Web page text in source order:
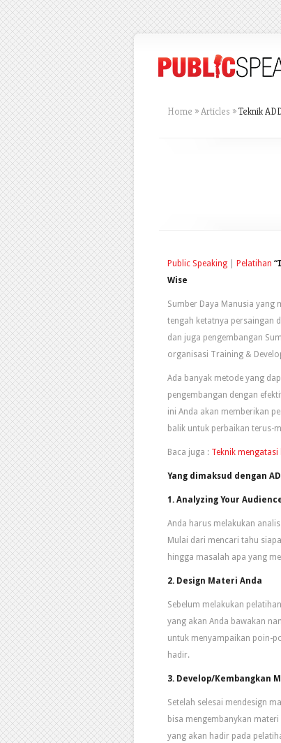
Home »Articles »Teknik
Public Speaking Pelatihan
Wise
Sumber Daya Manusia yang
tengah ketatnya persaingan
dan juga pengembangan
organisasi Training &
Ada banyak metode yang
pengembangan dengan
ini Anda akan memberikan
balik untuk perbaikan terus-
Baca juga : Teknik
Yang dimaksud dengan
1. Analyzing Your
Anda harus melakukan
Mulai dari mencari tahu
hingga masalah apa yang
2. Design Materi Anda
Sebelum melakukan
yang akan Anda bawakan
untuk menyampaikan poin-
hadir.
3. Develop/Kembangkan
Setelah selesai mendesign
bisa mengembanykan
yang akan hadir pada